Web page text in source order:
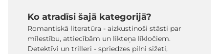
Ko atradīsi šajā kategorijā?
Romantiskā literatūra - aizkustinoši stāsti par
mīlestību, attiecībām un likteņa līkločiem.
Detektīvi un trilleri - spriedzes pilni sižeti,